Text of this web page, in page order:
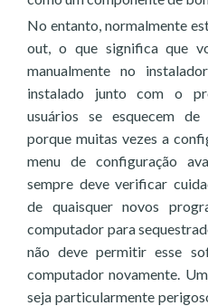
No entanto, normalmente
out, o que significa que
manualmente no
instalado junto com o
usuários se esquecem
porque muitas vezes a
menu de configuração
sempre deve verificar
de quaisquer novos
computador para
não deve permitir esse
computador novamente.
seja particularmente